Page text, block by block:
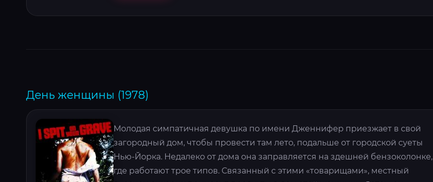
День женщины (1978)
Молодая симпатичная девушка по имени Дженнифер приезжает в свой
загородный дом, чтобы провести там лето, подальше от городской суеты
Нью-Йорка. Недалеко от дома она заправляется на здешней бензоколонке,
где работают трое типов. Связанный с этими «товарищами», местный